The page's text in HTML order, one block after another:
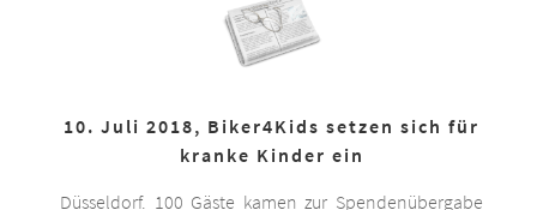
10. Juli 2018, Biker4Kids setzen sich für
kranke Kinder ein
Düsseldorf. 100 Gäste kamen zur Spendenübergabe